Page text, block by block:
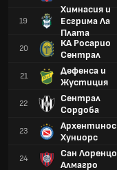
19
Химнасия и
Есгрима Ла
Плата
20
КА Росарио
Сентрал
21
Дефенса и
Жустиция
22
Сентрал
Сордоба
23
Архентинос
Хуниорс
24
Сан Лоренцо
Алмагро